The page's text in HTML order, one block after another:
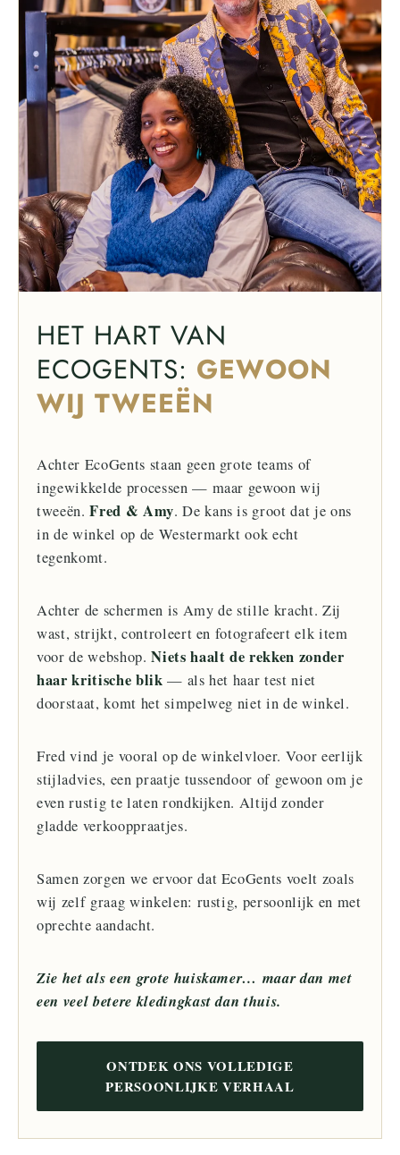
HET HART VAN
ECOGENTS: GEWOON
WIJ TWEEËN
Achter EcoGents staan geen grote teams of
ingewikkelde processen — maar gewoon wij
tweeën.Fred & Amy. De kans is groot dat je ons
in de winkel op de Westermarkt ook echt
tegenkomt.
Achter de schermen is Amy de stille kracht. Zij
wast, strijkt, controleert en fotografeert elk item
voor de webshop.Niets haalt de rekken zonder
haar kritische blik — als het haar test niet
doorstaat, komt het simpelweg niet in de winkel.
Fred vind je vooral op de winkelvloer. Voor eerlijk
stijladvies, een praatje tussendoor of gewoon om je
even rustig te laten rondkijken. Altijd zonder
gladde verkooppraatjes.
Samen zorgen we ervoor dat EcoGents voelt zoals
wij zelf graag winkelen: rustig, persoonlijk en met
oprechte aandacht.
Zie het als een grote huiskamer… maar dan met
een veel betere kledingkast dan thuis.
ONTDEK ONS VOLLEDIGE
PERSOONLIJKE VERHAAL